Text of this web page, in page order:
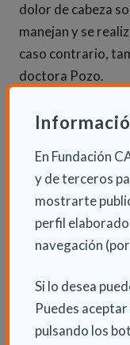
En Fundación
y de terceros
mostrarte
perfil
navegación
Si lo desea
Puedes
pulsando los
dolor de cabeza
manejan y se
caso contrario,
doctora Pozo.
Actualmente, se
sólo para el
sino también
crisis. Sin
difícil manejo,
ajustes en el
funcionan de
todos los
preventivo de la